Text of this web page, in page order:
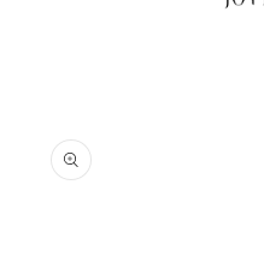
información